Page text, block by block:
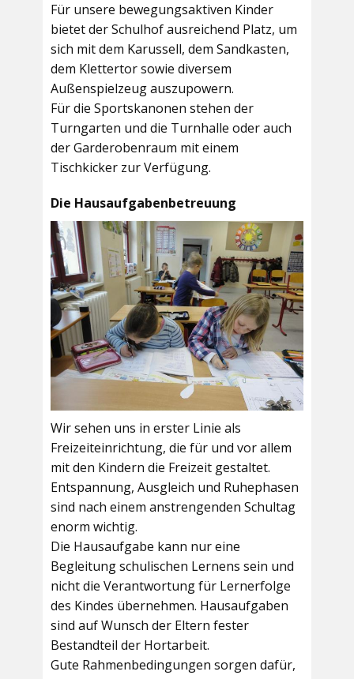
Für unsere bewegungsaktiven Kinder
bietet derSchulhofausreichend Platz, um
sich mit dem Karussell, dem Sandkasten,
dem Klettertor sowie diversem
Außenspielzeug auszupowern.
Für die Sportskanonen stehen der
Turngarten und die Turnhalle oder auch
derGarderobenraum mit einem
Tischkicker zur Verfügung.
Die Hausaufgabenbetreuung
Wir sehen uns in erster Linie als
Freizeiteinrichtung, die für und vor allem
mit den Kindern die Freizeit gestaltet.
Entspannung, Ausgleich und Ruhephasen
sind nach einem anstrengenden Schultag
enorm wichtig.
Die Hausaufgabe kann nur eine
Begleitung schulischen Lernens sein und
nicht die Verantwortung für Lernerfolge
des Kindes übernehmen. Hausaufgaben
sind auf Wunsch der Eltern fester
Bestandteil der Hortarbeit.
Gute Rahmenbedingungen sorgen dafür,